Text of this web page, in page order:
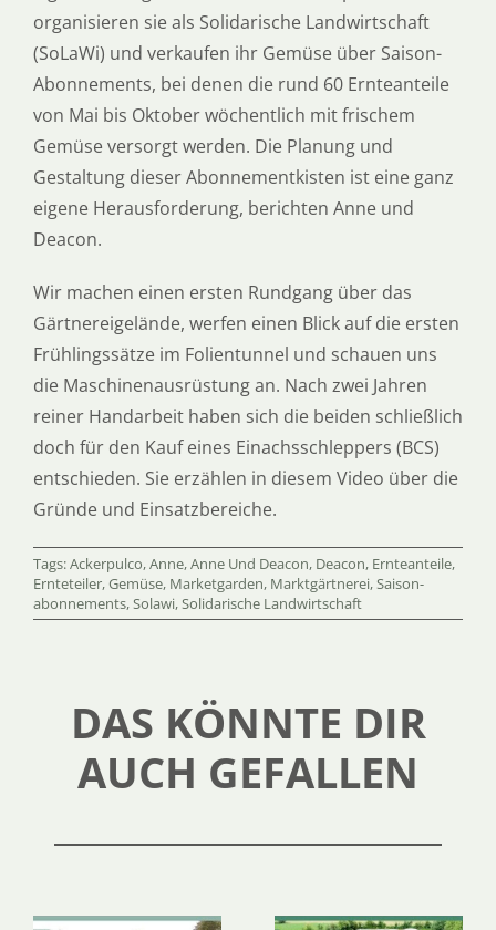
organisieren sie als Solidarische Landwirtschaft
(SoLaWi) und verkaufen ihr Gemüse über Saison-
Abonnements, bei denen die rund 60 Ernteanteile
von Mai bis Oktober wöchentlich mit frischem
Gemüse versorgt werden. Die Planung und
Gestaltung dieser Abonnementkisten ist eine ganz
eigene Herausforderung, berichten Anne und
Deacon.
Wir machen einen ersten Rundgang über das
Gärtnereigelände, werfen einen Blick auf die ersten
Frühlingssätze im Folientunnel und schauen uns
die Maschinenausrüstung an. Nach zwei Jahren
reiner Handarbeit haben sich die beiden schließlich
doch für den Kauf eines Einachsschleppers (BCS)
entschieden. Sie erzählen in diesem Video über die
Gründe und Einsatzbereiche.
Tags:Ackerpulco,Anne,Anne Und Deacon, Deacon, Ernteanteile,
Ernteteiler,Gemüse, Marketgarden, Marktgärtnerei,Saison-
abonnements,Solawi,Solidarische Landwirtschaft
DAS KÖNNTE DIR
AUCH GEFALLEN